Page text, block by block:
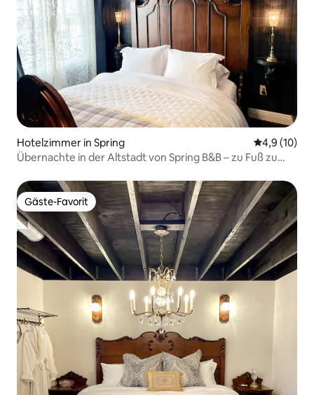
Hotelzimmer in Spring
4,9 (10)
Übernachte in der Altstadt von Spring B&B – zu Fuß zu
Gäste-Favorit
Gäste-Favorit